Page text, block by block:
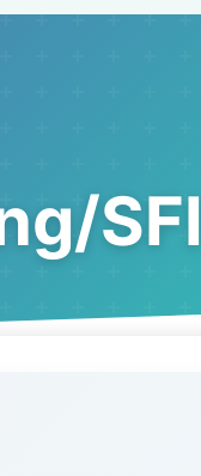
SFI